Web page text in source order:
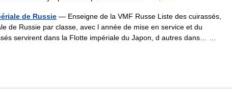
de Russie — Enseigne de la VMF Russe Liste des cuirassés,
de Russie par classe, avec l année de mise en service et du
servirent dans la Flotte impériale du Japon, d autres dans… …